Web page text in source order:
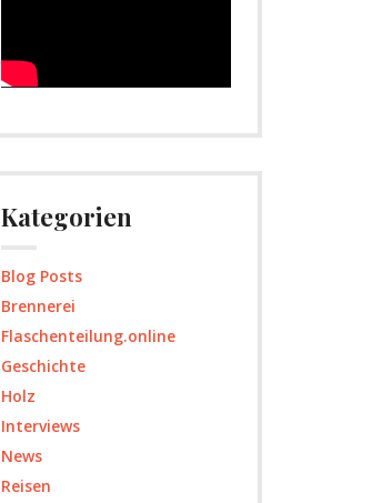
Kategorien
Blog Posts
Brennerei
Flaschenteilung.online
Geschichte
Holz
Interviews
News
Reisen